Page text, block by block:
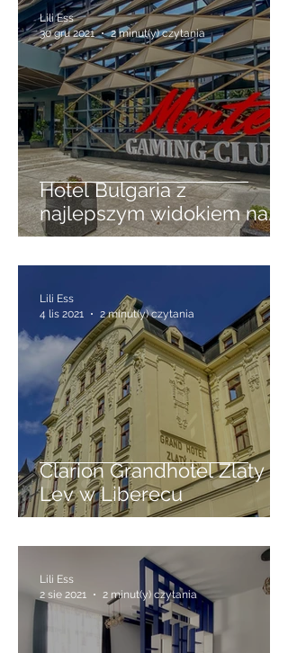
Hotel Bulgaria z
najlepszym widokiem na
Burgas
Lili Ess
30 gru 2021
2 minut(y) czytania
Clarion Grandhotel Zlaty
Lev w Liberecu
Lili Ess
4 lis 2021
2 minut(y) czytania
Lili Ess
2 sie 2021
2 minut(y) czytania